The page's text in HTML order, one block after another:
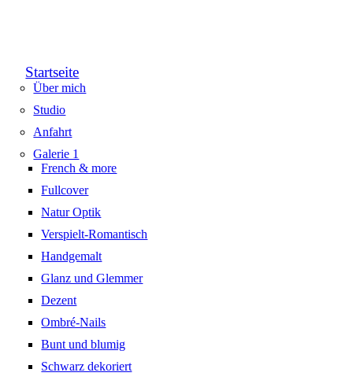
Startseite
Über mich
Studio
Anfahrt
Galerie 1
French & more
Fullcover
Natur Optik
Verspielt-Romantisch
Handgemalt
Glanz und Glemmer
Dezent
Ombré-Nails
Bunt und blumig
Schwarz dekoriert